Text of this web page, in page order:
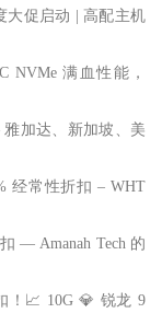
大促启动 | 高配主机
NVMe 满血性能，
加达、新加坡、美
经常性折扣 – WHT
— Amanah Tech 的
！📈 10G 💎 锐龙 9